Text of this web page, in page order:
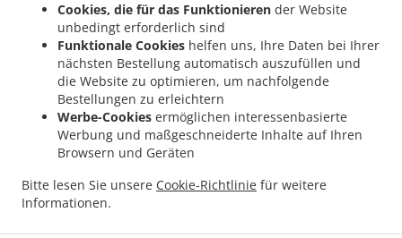
Cookies, die für das Funktionieren der Website
unbedingt erforderlich sind
Funktionale Cookies helfen uns, Ihre Daten bei Ihrer
nächsten Bestellung automatisch auszufüllen und
die Website zu optimieren, um nachfolgende
Bestellungen zu erleichtern
Werbe-Cookies ermöglichen interessenbasierte
Werbung und maßgeschneiderte Inhalte auf Ihren
Browsern und Geräten
Bitte lesen Sie unsere Cookie-Richtlinie für weitere
Informationen.
Lieferservice Schwalbach . Kebab Lieferservice Riegelsberg Walpershofen
Lieferservice Riegelsberg Püttlingen . Kebab Lieferservice Riegelsberg West
Lieferservice Riegelsberg
Kebab Lieferservice Saarbrücken Altenkessel .
Lieferservice Saarbrücken Burbach
. Kebab Lieferservice Saarbrücken Malstatt
Kebab Lieferservice Saarbrücken West . Kebab Lieferservice Saarbrücken Mitte
Kebab Lieferservice Saarbrücken . Kebab Lieferservice Heusweiler Kutzhof
Lieferservice Heusweiler Püttlingen
.
Eiweiler
. Kebab Lieferservice Heusweiler . Kebab Lieferservice Bous Elm
.
Lieferservice. Essen zum mitnehmen und zum Liefern